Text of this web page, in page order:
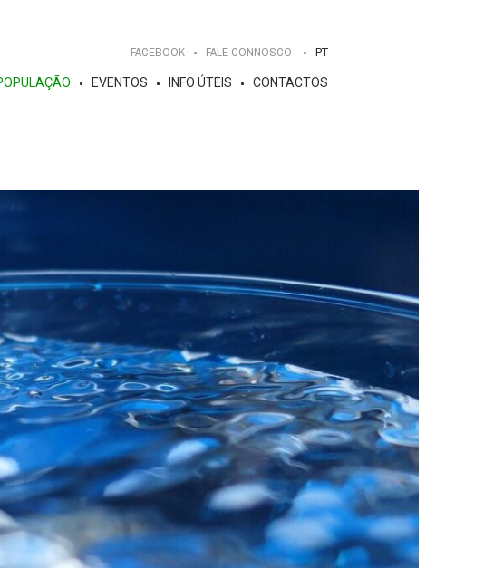
FACEBOOK FALE CONNOSCO PT
EVENTOS INFO ÚTEIS CONTACTOS